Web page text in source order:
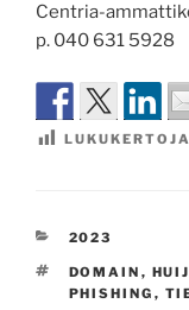
Centria-
p. 040 631 5928
KATEGORIAT
2023
AVAINSANAT
DOMAIN ,
PHISHING ,